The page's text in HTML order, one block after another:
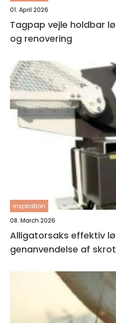
01. April 2026
Tagpap vejle holdbar løsning til både nyt tag
og renovering
inspiration
08. March 2026
Alligatorsaks effektiv løsning til sortering og
genanvendelse af skrot